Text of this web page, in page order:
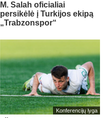
M. Salah oficialiai
persikėlė į Turkijos ekipą
„Trabzonspor“
Konferencijų lyga